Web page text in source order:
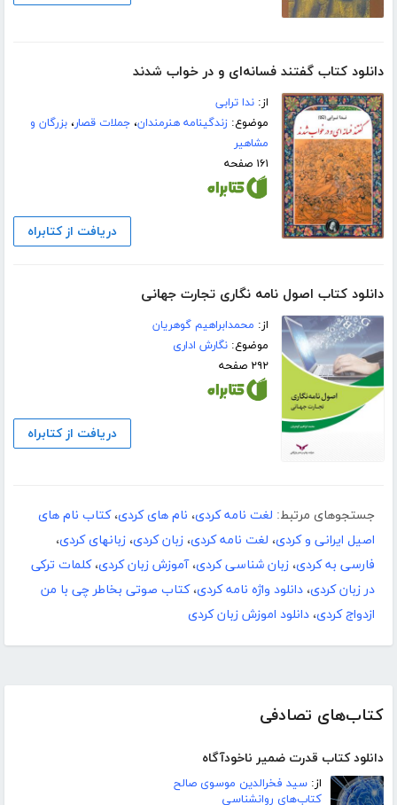
کتاب‌های تصادفی
دانلود کتاب قدرت ضمیر ناخودآگاه
از: سید فخرالدین موسوی صالح
کتاب‌های روانشناسی
دانلود کتاب گفتند فسانه‌ای و در خواب شدند
از:ندا ترابی
موضوع:زندگینامه هنرمندان،جملات قصار،بزرگان و
مشاهیر
۱۶۱ صفحه
دریافت از کتابراه
دانلود کتاب اصول نامه نگاری تجارت جهانی
از: محمدابراهیم گوهریان
موضوع:نگارش اداری
۲۹۲ صفحه
دریافت از کتابراه
جستجوهای مرتبط: لغت نامه کردی، نام های کردی،کتاب نام های
اصیل ایرانی و کردی، لغت نامه کردی، زبان کردی، زبانهای کردی،
فارسی به کردی، زبان شناسی کردی،آموزش زبان کردی،کلمات ترکی
در زبان کردی، دانلود واژه نامه کردی،کتاب صوتی بخاطر چی با من
ازدواج کردی، دانلود اموزش زبان کردی